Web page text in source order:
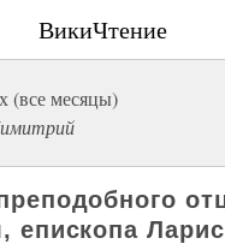
ВикиЧтение
(все месяцы)
епископа